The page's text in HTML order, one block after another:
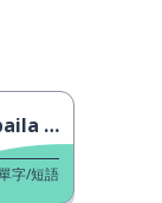
〉
字/短語